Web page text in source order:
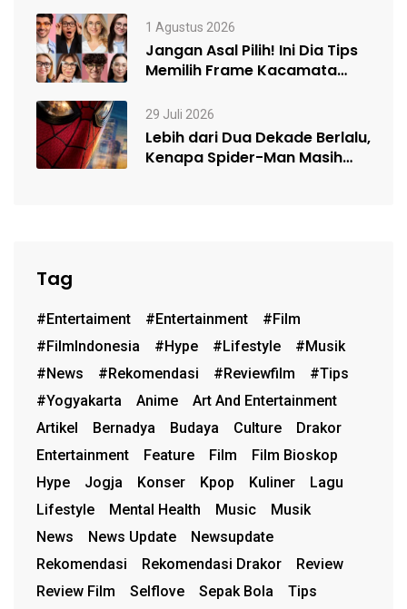
1 Agustus 2026
Jangan Asal Pilih! Ini Dia Tips
Memilih Frame Kacamata
29 Juli 2026
Lebih dari Dua Dekade Berlalu,
Kenapa Spider-Man Masih
Tag
#entertaiment #entertainment
#film
#FilmIndonesia
#hype #lifestyle
#musik
#News
#rekomendasi #reviewfilm
#Tips
#Yogyakarta
Anime
Art And Entertainment
Artikel
Bernadya Budaya Culture
Drakor
Entertainment
Feature Film
Film Bioskop
Hype
Jogja Konser Kpop Kuliner
Lagu
Lifestyle
Mental Health Music
Musik
News
News Update
Newsupdate
Rekomendasi
Rekomendasi Drakor
Review
Review Film
Selflove Sepak Bola
Tips